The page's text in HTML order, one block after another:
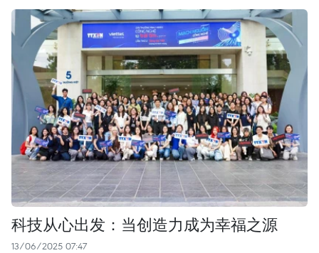
科技从心出发：当创造力成为幸福之源
13/06/2025 07:47